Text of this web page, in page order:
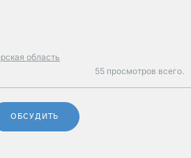
область
55 просмотров всего.
ОБСУДИТЬ